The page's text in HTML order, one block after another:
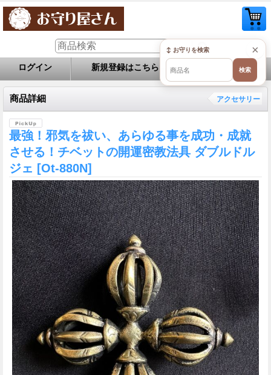
ログイン 新規登録はこちら お問い合せ
商品詳細 アクセサリー
最強！邪気を祓い、あらゆる事を成功・成就
させる！チベットの開運密教法具 ダブルドル
ジェ [Ot-880N]
×
↕ お守りを検索
検索